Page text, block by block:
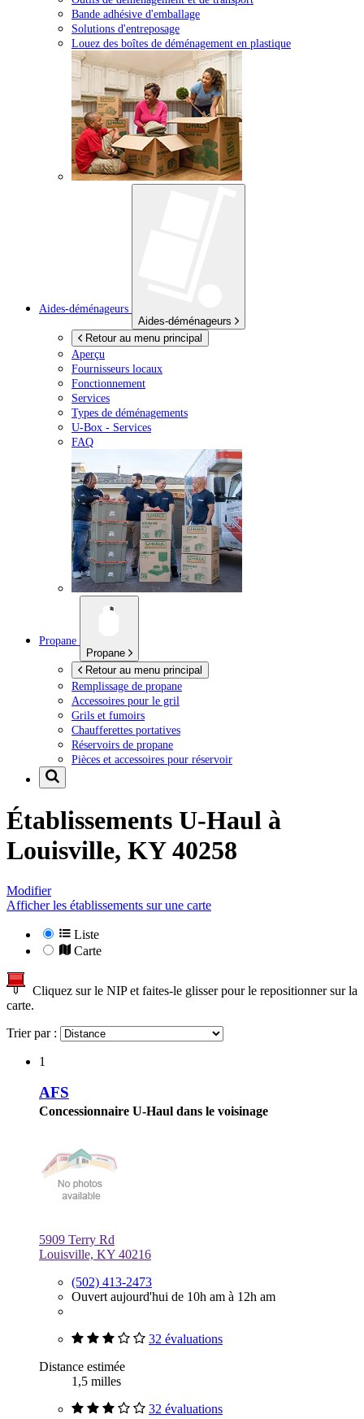
Bande adhésive d'emballage
Solutions d'entreposage
Louez des boîtes de déménagement en plastique
Aides-déménageurs
Aides-déménageurs
Retour au menu principal
Aperçu
Fournisseurs locaux
Fonctionnement
Services
Types de déménagements
U-Box - Services
FAQ
Propane
Propane
Retour au menu principal
Remplissage de propane
Accessoires pour le gril
Grils et fumoirs
Chaufferettes portatives
Réservoirs de propane
Pièces et accessoires pour réservoir
Établissements U-Haul à
Louisville, KY 40258
Modifier
Afficher les établissements sur une carte
Liste
Carte
Cliquez sur le NIP et faites-le glisser pour le repositionner sur la
carte.
Trier par :
1
AFS
Concessionnaire U-Haul dans le voisinage
5909 Terry Rd
Louisville, KY 40216
(502) 413-2473
Ouvert aujourd'hui de 10h am à 12h am
32 évaluations
Distance estimée
1,5 milles
32 évaluations